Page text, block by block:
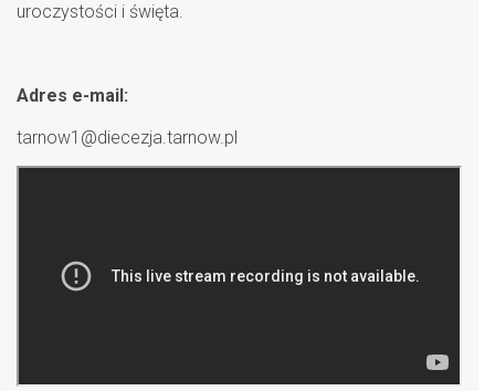
uroczystości i święta.
Adres e-mail:
tarnow1@diecezja.tarnow.pl